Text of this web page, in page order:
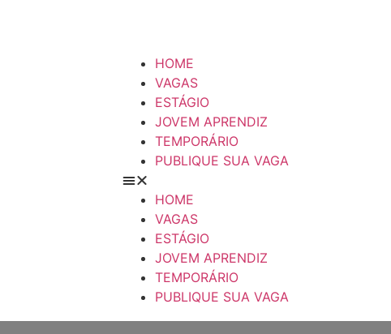
HOME
VAGAS
ESTÁGIO
JOVEM APRENDIZ
TEMPORÁRIO
PUBLIQUE SUA VAGA
HOME
VAGAS
ESTÁGIO
JOVEM APRENDIZ
TEMPORÁRIO
PUBLIQUE SUA VAGA